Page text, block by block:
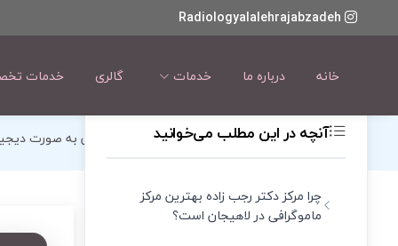
Radiologyalalehrajabzadeh
خانه درباره ما خدمات گالری خدمات
دکتر آلاله رجب زاده بهترین ماموگرافی در لاهیجان به صورتآنچه در این مطلب می‌خوانید
چرا مرکز دکتر رجب زاده بهترین مرکز
ماموگرافی در لاهیجان است؟